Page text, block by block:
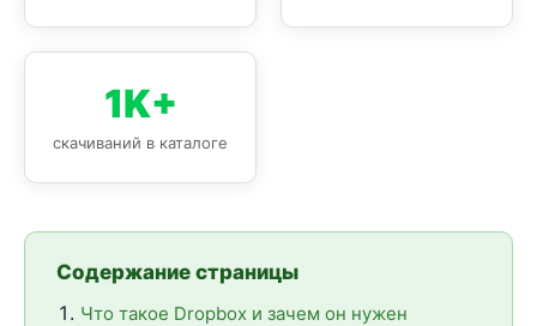
1K+
скачиваний в каталоге
Содержание страницы
Что такое Dropbox и зачем он нужен